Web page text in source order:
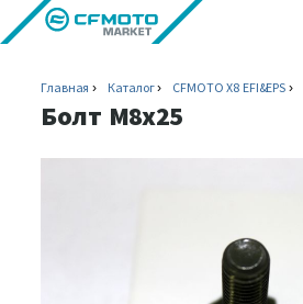
Главная Каталог CFMOTO X8 EFI&EPS
Болт M8x25